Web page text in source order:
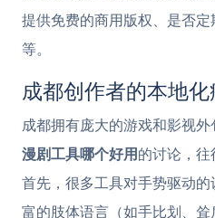
提供免费的商用版权、是否
等。
成都创作者的本地
成都拥有庞大的游戏和影视
漫剧工具哪个好用的讨论，往
首先，很多工具对手势驱动
富的肢体语言（如手比划、